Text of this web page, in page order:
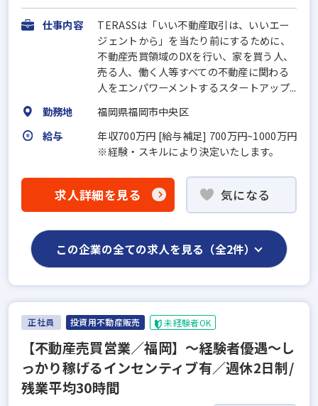
仕事内容
TERASSは「いい不動産取引は、いいエー
ジェントから」を当たり前にするために、
不動産売買領域のDXを行い、家を買う人、
売る人、働く人等すべての不動産に関わる
人をエンパワーメントするスタートアップ...
勤務地
福岡県福岡市中央区
給与
年収700万円 [給与補足] 700万円~1000万円
※経験・スキルにより決定いたします。
求人詳細を見る 気になる
この企業の全ての求人を見る（全2件）
正社員 投資用不動産販売 未経験者OK
【不動産売買営業／福岡】～経験者優遇～し
っかり稼げるインセンティブ有／週休2日制/
残業平均30時間